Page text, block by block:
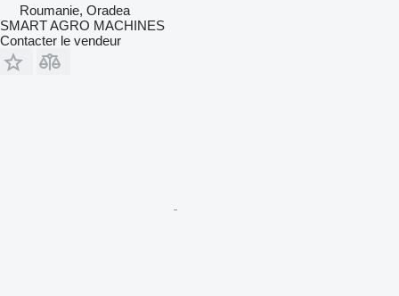
Roumanie, Oradea
SMART AGRO MACHINES
Contacter le vendeur